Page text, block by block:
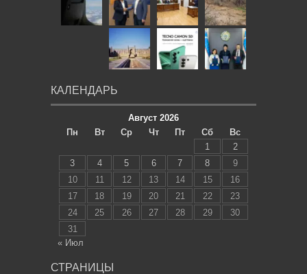
КАЛЕНДАРЬ
Август 2026
Пн
Вт Ср Чт Пт Сб
Вс
1
2
3
4 5 6 7 8
9
10
11 12 13 14 15
16
17
18 19 20 21 22
23
24
25 26 27 28 29
30
31
« Июл
СТРАНИЦЫ